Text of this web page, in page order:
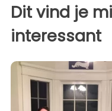
Dit vind je
interessant